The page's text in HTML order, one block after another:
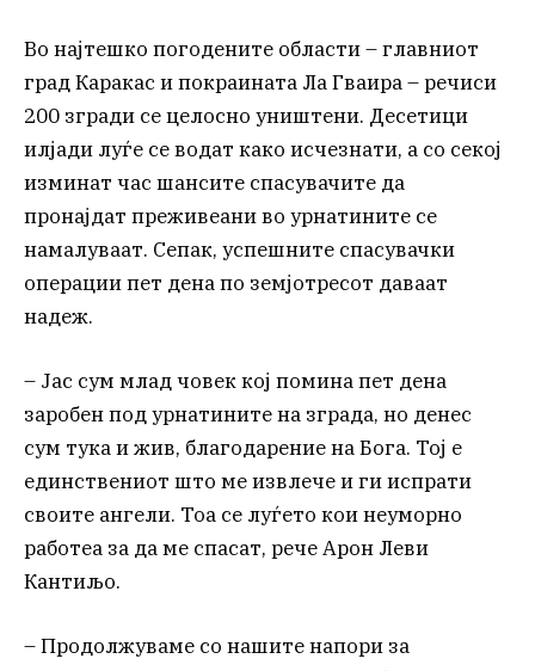
Во најтешко погодените области – главниот
град Каракас и покраината Ла Гваира – речиси
200 згради се целосно уништени. Десетици
илјади луѓе се водат како исчезнати, а со секој
изминат час шансите спасувачите да
пронајдат преживеани во урнатините се
намалуваат. Сепак, успешните спасувачки
операции пет дена по земјотресот даваат
надеж.
– Јас сум млад човек кој помина пет дена
заробен под урнатините на зграда, но денес
сум тука и жив, благодарение на Бога. Тој е
единствениот што ме извлече и ги испрати
своите ангели. Тоа се луѓето кои неуморно
работеа за да ме спасат, рече Арон Леви
Кантиљо.
– Продолжуваме со нашите напори за